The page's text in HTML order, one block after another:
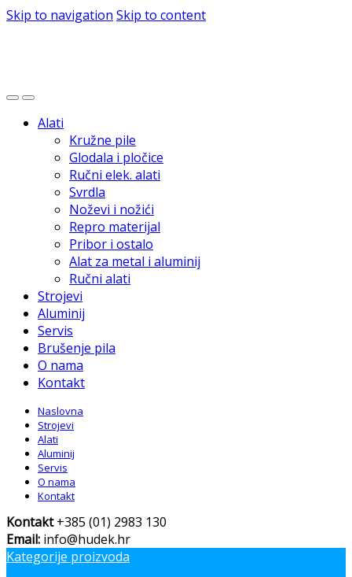
Skip to navigation Skip to content
Alati
Kružne pile
Glodala i pločice
Ručni elek. alati
Svrdla
Noževi i nožići
Repro materijal
Pribor i ostalo
Alat za metal i aluminij
Ručni alati
Strojevi
Aluminij
Servis
Brušenje pila
O nama
Kontakt
Naslovna
Strojevi
Alati
Aluminij
Servis
O nama
Kontakt
Kontakt+385 (01) 2983 130
Email: info@hudek.hr
Kategorije proizvoda